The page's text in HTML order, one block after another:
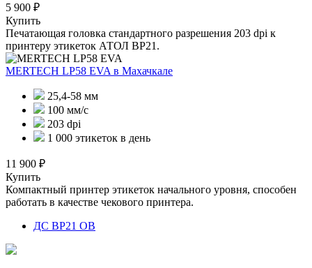
5 900 ₽
Купить
Печатающая головка стандартного разрешения 203 dpi к
принтеру этикеток АТОЛ BP21.
MERTECH LP58 EVA в Махачкале
25,4-58 мм
100 мм/с
203 dpi
1 000 этикеток в день
11 900 ₽
Купить
Компактный принтер этикеток начального уровня, способен
работать в качестве чекового принтера.
ДС BP21 ОВ